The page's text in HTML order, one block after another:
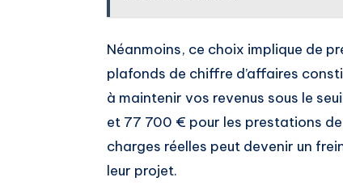
Néanmoins, ce choix implique de
plafonds de chiffre d’affaires
à maintenir vos revenus sous le
et 77 700 € pour les prestations de
charges réelles peut devenir un
leur projet.